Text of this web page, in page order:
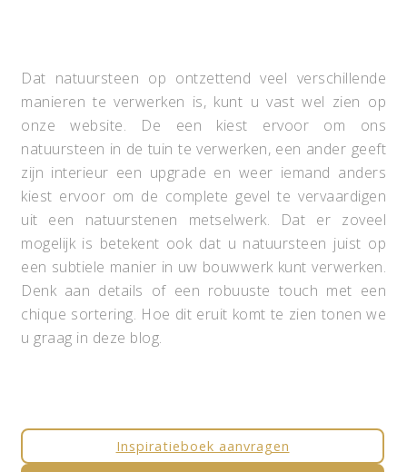
Dat natuursteen op ontzettend veel verschillende
manieren te verwerken is, kunt u vast wel zien op
onze website. De een kiest ervoor om ons
natuursteen in de tuin te verwerken, een ander geeft
zijn interieur een upgrade en weer iemand anders
kiest ervoor om de complete gevel te vervaardigen
uit een natuurstenen metselwerk. Dat er zoveel
mogelijk is betekent ook dat u natuursteen juist op
een subtiele manier in uw bouwwerk kunt verwerken.
Denk aan details of een robuuste touch met een
chique sortering. Hoe dit eruit komt te zien tonen we
u graag in deze blog.
Inspiratieboek aanvragen